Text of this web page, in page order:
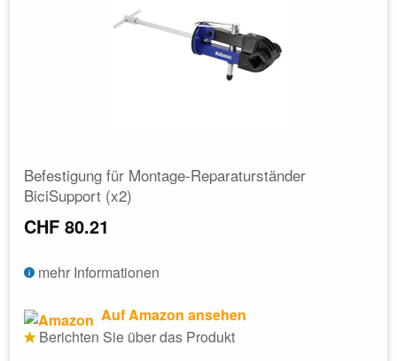
Befestigung für Montage-Reparaturständer
BiciSupport (x2)
CHF 80.21
mehr Informationen
Auf Amazon ansehen
Berichten Sie über das Produkt